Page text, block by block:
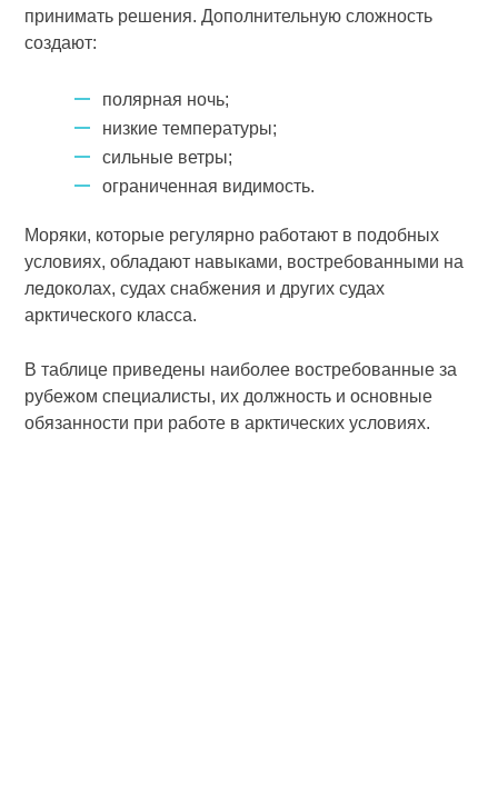
принимать решения. Дополнительную сложность
создают:
полярная ночь;
низкие температуры;
сильные ветры;
ограниченная видимость.
Моряки, которые регулярно работают в подобных
условиях, обладают навыками, востребованными на
ледоколах, судах снабжения и других судах
арктического класса.
В таблице приведены наиболее востребованные за
рубежом специалисты, их должность и основные
обязанности при работе в арктических условиях.